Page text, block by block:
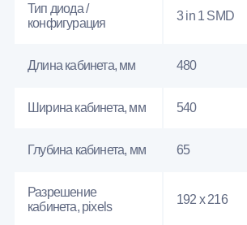
Тип диода /
конфигурация
3 in 1 SMD
Длина кабинета, мм 480
Ширина кабинета, мм 540
Глубина кабинета, мм 65
Разрешение
кабинета, pixels
192 x 216